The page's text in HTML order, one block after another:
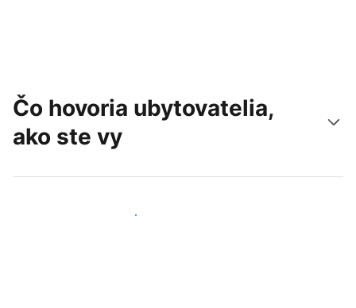
Čo hovoria ubytovatelia,
ako ste vy
Pridať sa k podobným ubytovateľom